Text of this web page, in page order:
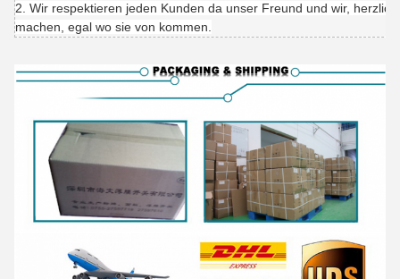
2. Wir respektieren jeden Kunden da unser Freund und wir,
machen, egal wo sie von kommen.